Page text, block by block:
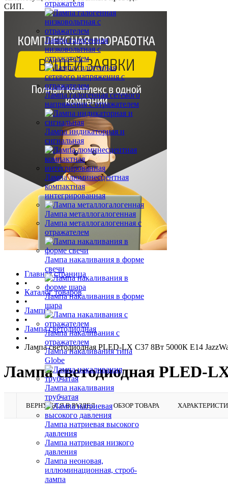
отражателя
Лампа галогенная
низковольтная с
отражателем
Лампа галогенная сетевого
напряжения с отражателем
Лампа индикаторная и
сигнальная
Лампа люминесцентная
компактная
интегрированная
Лампа металлогалогенная
Лампа металлогалогенная с
отражателем
Лампа накаливания в форме
свечи
Лампа накаливания в форме
шара
Лампа накаливания с
отражателем
Лампа накаливания типа
Globe
Лампа накаливания
трубчатая
Лампа натриевая высокого
давления
Лампа натриевая низкого
давления
Лампа неоновая,
иллюминационная, строб-
лампа
СИП.
Главная страница
•
Каталог товаров
•
Лампы
•
Лампа светодиодная
•
Лампа светодиодная PLED-LX C37 8Вт 5000К E14
Лампа светодиодная PLED-
ВЕРНУТЬСЯ В РАЗДЕЛ ОБЗОР ТОВАРА